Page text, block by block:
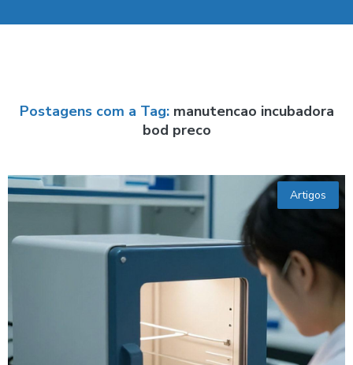
Postagens com a Tag: manutencao incubadora
bod preco
Artigos